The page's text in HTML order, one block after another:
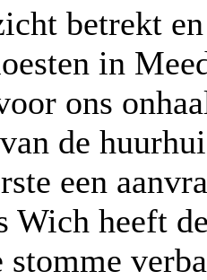
betrekt
in
ons
de
een
heeft
stomme